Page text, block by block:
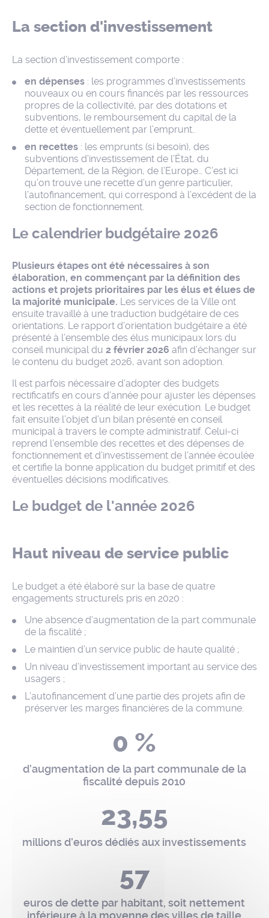
La section d'investissement
La section d’investissement comporte :
en dépenses : les programmes d’investissements
nouveaux ou en cours financés par les ressources
propres de la collectivité, par des dotations et
subventions, le remboursement du capital de la
dette et éventuellement par l’emprunt..
en recettes : les emprunts (si besoin), des
subventions d’investissement de l’État, du
Département, de la Région, de l’Europe… C’est ici
qu’on trouve une recette d’un genre particulier,
l’autofinancement, qui correspond à l’excédent de la
section de fonctionnement.
Le calendrier budgétaire 2026
Plusieurs étapes ont été nécessaires à son
élaboration, en commençant par la définition des
actions et projets prioritaires par les élus et élues de
la majorité municipale. Les services de la Ville ont
ensuite travaillé à une traduction budgétaire de ces
orientations. Le rapport d’orientation budgétaire a été
présenté à l’ensemble des élus municipaux lors du
conseil municipal du 2 février 2026 afin d’échanger sur
le contenu du budget 2026, avant son adoption.
Il est parfois nécessaire d’adopter des budgets
rectificatifs en cours d’année pour ajuster les dépenses
et les recettes à la réalité de leur exécution. Le budget
fait ensuite l’objet d’un bilan présenté en conseil
municipal à travers le compte administratif. Celui-ci
reprend l’ensemble des recettes et des dépenses de
fonctionnement et d’investissement de l’année écoulée
et certifie la bonne application du budget primitif et des
éventuelles décisions modificatives.
Le budget de l'année 2026
Haut niveau de service public
Le budget a été élaboré sur la base de quatre
engagements structurels pris en 2020 :
Une absence d’augmentation de la part communale
de la fiscalité ;
Le maintien d’un service public de haute qualité ;
Un niveau d’investissement important au service des
usagers ;
L’autofinancement d’une partie des projets afin de
préserver les marges financières de la commune.
0 %
d’augmentation de la part communale de la
fiscalité depuis 2010
23,55
millions d’euros dédiés aux investissements
57
euros de dette par habitant, soit nettement
inférieure à la moyenne des villes de taille